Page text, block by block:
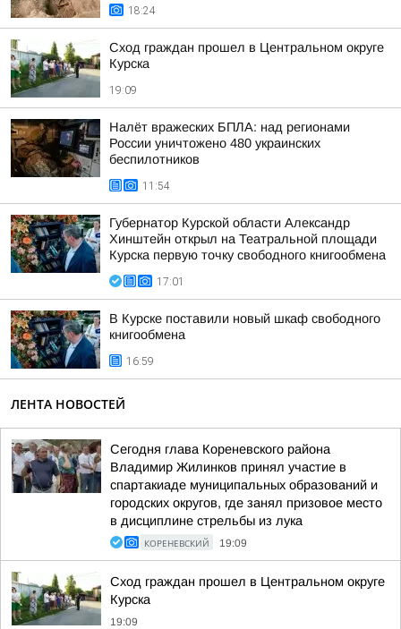
18:24
Сход граждан прошел в Центральном округе
Курска
19:09
Налёт вражеских БПЛА: над регионами
России уничтожено 480 украинских
беспилотников
11:54
Губернатор Курской области Александр
Хинштейн открыл на Театральной площади
Курска первую точку свободного книгообмена
17:01
В Курске поставили новый шкаф свободного
книгообмена
16:59
ЛЕНТА НОВОСТЕЙ
Сегодня глава Кореневского района
Владимир Жилинков принял участие в
спартакиаде муниципальных образований и
городских округов, где занял призовое место
в дисциплине стрельбы из лука
КОРЕНЕВСКИЙ 19:09
Сход граждан прошел в Центральном округе
Курска
19:09